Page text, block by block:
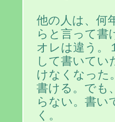
他の人は、何
らと言って書
オレは違う。
して書いてい
けなくなった
書ける。でも
らない。書い
く。